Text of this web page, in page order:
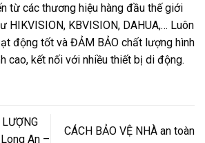
từ các thương hiệu hàng đầu thế giới
HIKVISION, KBVISION, DAHUA,… Luôn
động tốt và ĐẢM BẢO chất lượng hình
cao, kết nối với nhiều thiết bị di động.
An –
CÁCH BẢO VỆ NHÀ an toàn